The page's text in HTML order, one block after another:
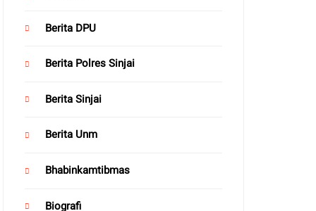
Berita DPU
Berita Polres Sinjai
Berita Sinjai
Berita Unm
Bhabinkamtibmas
Biografi